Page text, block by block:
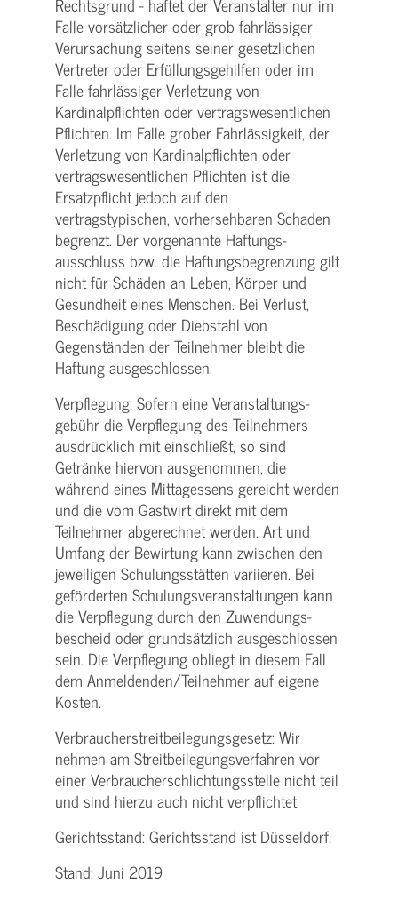
Falle vorsätzlicher oder grob fahrlässiger
Verursachung seitens seiner gesetzlichen
Vertreter oder Erfüllungsgehilfen oder im
Falle fahrlässiger Verletzung von
Kardinalpflichten oder vertrags­wesentlichen
Pflichten. Im Falle grober Fahrlässigkeit, der
Verletzung von Kardinalpflichten oder
vertrags­wesentlichen Pflichten ist die
Ersatzpflicht jedoch auf den
vertragstypischen, vorhersehbaren Schaden
begrenzt. Der vorgenannte Haftungs­
ausschluss bzw. die Haftungs­begrenzung gilt
nicht für Schäden an Leben, Körper und
Gesundheit eines Menschen. Bei Verlust,
Beschädigung oder Diebstahl von
Gegenständen der Teilnehmer bleibt die
Haftung ausgeschlossen.
Verpflegung: Sofern eine Veranstaltungs­
gebühr die Verpflegung des Teilnehmers
ausdrücklich mit einschließt, so sind
Getränke hiervon ausgenommen, die
während eines Mittagessens gereicht werden
und die vom Gastwirt direkt mit dem
Teilnehmer abgerechnet werden. Art und
Umfang der Bewirtung kann zwischen den
jeweiligen Schulungsstätten variieren. Bei
geförderten Schulungs­veranstaltungen kann
die Verpflegung durch den Zuwendungs­
bescheid oder grundsätzlich ausgeschlossen
sein. Die Verpflegung obliegt in diesem Fall
dem Anmeldenden/­Teilnehmer auf eigene
Kosten.
Verbraucher­streitbeilegungs­gesetz: Wir
nehmen am Streit­beilegungs­verfahren vor
einer Verbraucher­schlichtungs­stelle nicht teil
und sind hierzu auch nicht verpflichtet.
Gerichtsstand: Gerichtsstand ist Düsseldorf.
Stand: Juni 2019